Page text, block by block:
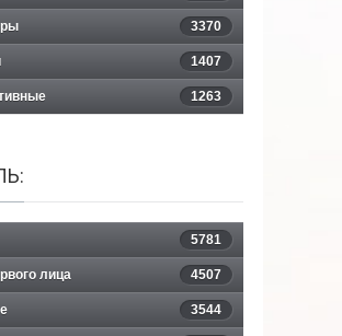
3370
1407
1263
5781
лица 4507
3544